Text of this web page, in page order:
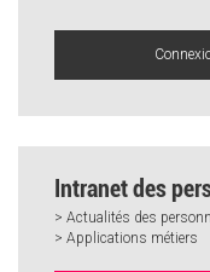
Intranet des
> Actualités des
> Applications métiers